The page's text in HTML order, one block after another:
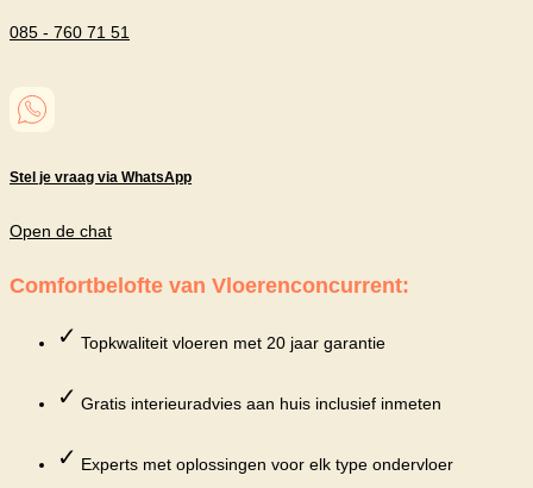
085 - 760 71 51
Stel je vraag via WhatsApp
Open de chat
Comfortbelofte van Vloerenconcurrent:
✓ Topkwaliteit vloeren met 20 jaar garantie
✓ Gratis interieuradvies aan huis inclusief inmeten
✓ Experts met oplossingen voor elk type ondervloer